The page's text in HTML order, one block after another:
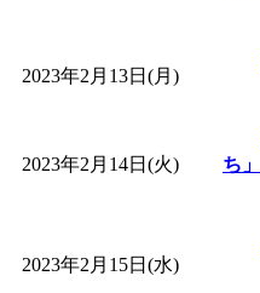
2023年2月13日(月)
2023年2月14日(火)
ち」
2023年2月15日(水)